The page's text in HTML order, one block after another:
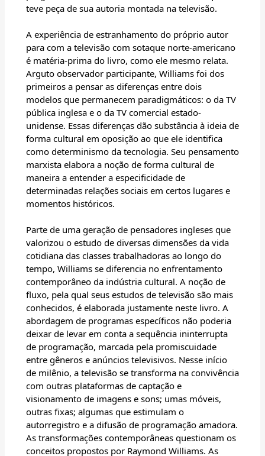
teve peça de sua autoria montada na televisão.
A experiência de estranhamento do próprio autor
para com a televisão com sotaque norte-americano
é matéria-prima do livro, como ele mesmo relata.
Arguto observador participante, Williams foi dos
primeiros a pensar as diferenças entre dois
modelos que permanecem paradigmáticos: o da TV
pública inglesa e o da TV comercial estado-
unidense. Essas diferenças dão substância à ideia de
forma cultural em oposição ao que ele identifica
como determinismo da tecnologia. Seu pensamento
marxista elabora a noção de forma cultural de
maneira a entender a especificidade de
determinadas relações sociais em certos lugares e
momentos históricos.
Parte de uma geração de pensadores ingleses que
valorizou o estudo de diversas dimensões da vida
cotidiana das classes trabalhadoras ao longo do
tempo, Williams se diferencia no enfrentamento
contemporâneo da indústria cultural. A noção de
fluxo, pela qual seus estudos de televisão são mais
conhecidos, é elaborada justamente neste livro. A
abordagem de programas específicos não poderia
deixar de levar em conta a sequência ininterrupta
de programação, marcada pela promiscuidade
entre gêneros e anúncios televisivos. Nesse início
de milênio, a televisão se transforma na convivência
com outras plataformas de captação e
visionamento de imagens e sons; umas móveis,
outras fixas; algumas que estimulam o
autorregistro e a difusão de programação amadora.
As transformações contemporâneas questionam os
conceitos propostos por Raymond Williams. As